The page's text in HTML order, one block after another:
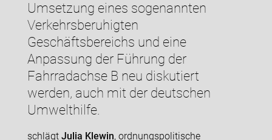
Umsetzung eines sogenannten
Verkehrsberuhigten
Geschäftsbereichs und eine
Anpassung der Führung der
Fahrradachse B neu diskutiert
werden, auch mit der deutschen
Umwelthilfe.
schlägt Julia Klewin, ordnungspolitische